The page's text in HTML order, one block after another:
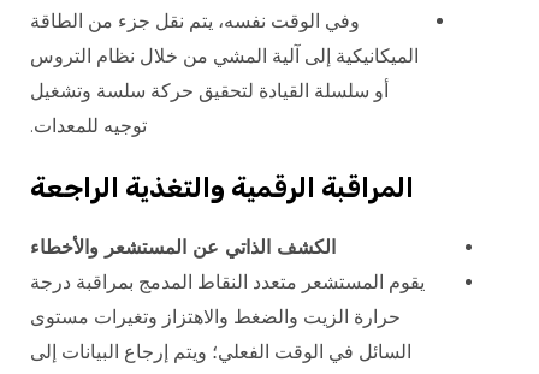
وفي الوقت نفسه، يتم نقل جزء من الطاقة
الميكانيكية إلى آلية المشي من خلال نظام التروس
أو سلسلة القيادة لتحقيق حركة سلسة وتشغيل
توجيه للمعدات.
المراقبة الرقمية والتغذية الراجعة
الكشف الذاتي عن المستشعر والأخطاء
يقوم المستشعر متعدد النقاط المدمج بمراقبة درجة
حرارة الزيت والضغط والاهتزاز وتغيرات مستوى
السائل في الوقت الفعلي؛ ويتم إرجاع البيانات إلى